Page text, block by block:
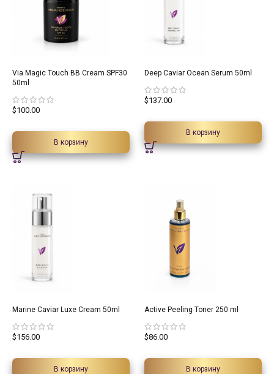
Via Magic Touch BB Cream SPF30
50ml
$100.00
В корзину
Deep Caviar Ocean Serum 50ml
$137.00
В корзину
Marine Caviar Luxe Cream 50ml
$156.00
В корзину
Active Peeling Toner 250 ml
$86.00
В корзину